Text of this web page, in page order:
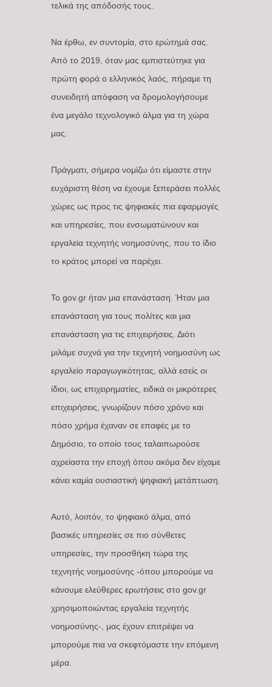
τελικά της απόδοσής τους.
Να έρθω, εν συντομία, στο ερώτημά σας.
Από το 2019, όταν μας εμπιστεύτηκε για
πρώτη φορά ο ελληνικός λαός, πήραμε τη
συνειδητή απόφαση να δρομολογήσουμε
ένα μεγάλο τεχνολογικό άλμα για τη χώρα
μας.
Πράγματι, σήμερα νομίζω ότι είμαστε στην
ευχάριστη θέση να έχουμε ξεπεράσει πολλές
χώρες ως προς τις ψηφιακές πια εφαρμογές
και υπηρεσίες, που ενσωματώνουν και
εργαλεία τεχνητής νοημοσύνης, που το ίδιο
το κράτος μπορεί να παρέχει.
Το gov.gr ήταν μια επανάσταση. Ήταν μια
επανάσταση για τους πολίτες και μια
επανάσταση για τις επιχειρήσεις. Διότι
μιλάμε συχνά για την τεχνητή νοημοσύνη ως
εργαλείο παραγωγικότητας, αλλά εσείς οι
ίδιοι, ως επιχειρηματίες, ειδικά οι μικρότερες
επιχειρήσεις, γνωρίζουν πόσο χρόνο και
πόσο χρήμα έχαναν σε επαφές με το
Δημόσιο, το οποίο τους ταλαιπωρούσε
αχρείαστα την εποχή όπου ακόμα δεν είχαμε
κάνει καμία ουσιαστική ψηφιακή μετάπτωση.
Αυτό, λοιπόν, το ψηφιακό άλμα, από
βασικές υπηρεσίες σε πιο σύνθετες
υπηρεσίες, την προσθήκη τώρα της
τεχνητής νοημοσύνης -όπου μπορούμε να
κάνουμε ελεύθερες ερωτήσεις στο gov.gr
χρησιμοποιώντας εργαλεία τεχνητής
νοημοσύνης-, μας έχουν επιτρέψει να
μπορούμε πια να σκεφτόμαστε την επόμενη
μέρα.